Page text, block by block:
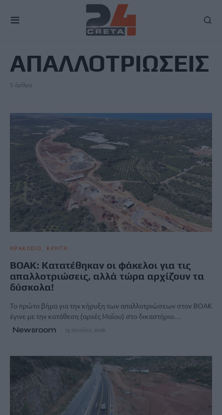
ΑΠΑΛΛΟΤΡΙΩΣΕΙΣ
5 άρθρα
ΗΡΑΚΛΕΙΟ ΚΡΗΤΗ
ΒΟΑΚ: Κατατέθηκαν οι φάκελοι για τις
απαλλοτριώσεις, αλλά τώρα αρχίζουν τα
δύσκολα!
Το πρώτο βήμα για την κήρυξη των απαλλοτριώσεων στον ΒΟΑΚ
έγινε με την κατάθεση (αρχές Μαϊου) στο δικαστήριο…
Newsroom 15 Ιουνίου, 2026